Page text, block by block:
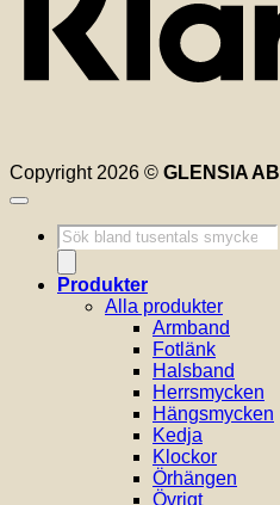
Copyright 2026 © GLENSIA AB
Produktsökning
Produkter
Alla produkter
Armband
Fotlänk
Halsband
Herrsmycken
Hängsmycken
Kedja
Klockor
Örhängen
Övrigt